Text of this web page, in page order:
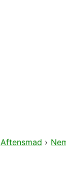
Aftensmad ›